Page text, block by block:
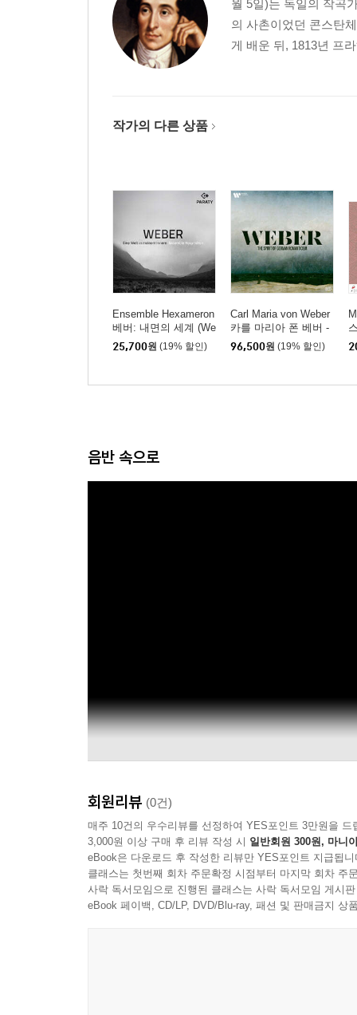
월 5일)는 독일의 작곡
의 사촌이었던 콘스탄
게 배운 뒤, 1813년 프
작가의 다른 상품
Ensemble Hexameron
베버: 내면의 세계 (We
ber: Eine Welt in Meine
m Innern)
25,700원 (19% 할인)
Carl Maria von Weber
카를 마리아 폰 베버 -
독일 로맨티시즘의 영
혼 (The Spirit of Germa
세트]
96,500원 (19% 할인)
음반 속으로
회원리뷰 (0건)
매주 10건의 우수리뷰를 선정하여 YES포인트 3만원을 드
3,000원 이상 구매 후 리뷰 작성 시 일반회원 300원, 마니
eBook은 다운로드 후 작성한 리뷰만 YES포인트 지급됩니
클래스는 첫번째 회차 주문확정 시점부터 마지막 회차 주
사락 독서모임으로 진행된 클래스는 사락 독서모임 게시
eBook 페이백, CD/LP, DVD/Blu-ray, 패션 및 판매금지 상